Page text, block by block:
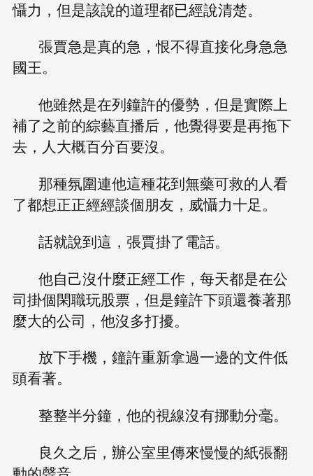
懾力，但是該說的道理都已經說清楚。
張賈急是真的急，恨不得直接化身急急
國王。
他雖然是在列鐘許的優勢，但是實際上
補了之前的綜藝直播后，他覺得要是再拖下
去，人大概百分百要沒。
那種氛圍連他這種花到無藥可救的人看
了都想正正經經談個朋友，威懾力十足。
話就說到這，張賈掛了電話。
他自己沒什麼正經工作，每天都是在公
司掛個閑職玩股票，但是鐘許下頭還養著那
麼大的公司，他沒多打擾。
放下手機，鐘許重新拿過一邊的文件低
頭看著。
整整半分鐘，他的視線沒有挪動分毫。
良久之后，辦公室里傳來慢慢的紙張翻